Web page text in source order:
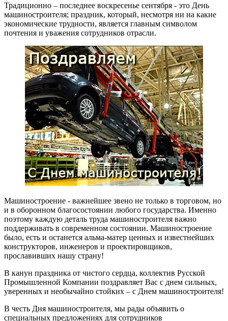
Традиционно – последнее воскресенье сентября - это День
машиностроителя; праздник, который, несмотря ни на какие
экономические трудности, является главным символом
почтения и уважения сотрудников отрасли.
Машиностроение - важнейшее звено не только в торговом, но
и в оборонном благосостоянии любого государства. Именно
поэтому каждую деталь труда машиностроителя важно
поддерживать в современном состоянии. Машиностроение
было, есть и останется альма-матер ценных и известнейших
конструкторов, инженеров и проектировщиков,
прославивших нашу страну!
В канун праздника от чистого сердца, коллектив Русской
Промышленной Компании поздравляет Вас с днем сильных,
уверенных и необычайно стойких – с Днем машиностроителя!
В честь Дня машиностроителя, мы рады объявить о
специальных предложениях для сотрудников